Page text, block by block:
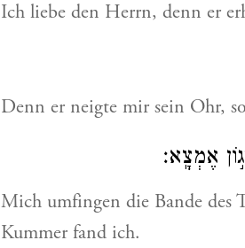
Ich liebe den Herrn, denn er
Denn er neigte mir sein Ohr,
אֶמְצָֽא׃
Mich umfingen die Bande des
Kummer fand ich.